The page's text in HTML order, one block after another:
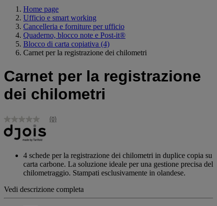
Home page
Ufficio e smart working
Cancelleria e forniture per ufficio
Quaderno, blocco note e Post-it®
Blocco di carta copiativa (4)
Carnet per la registrazione dei chilometri
Carnet per la registrazione
dei chilometri
Nessuna
valutazione
Stesso
pagina.
(0)
4 schede per la registrazione dei chilometri in duplice copia su
carta carbone. La soluzione ideale per una gestione precisa del
chilometraggio. Stampati esclusivamente in olandese.
Vedi descrizione completa